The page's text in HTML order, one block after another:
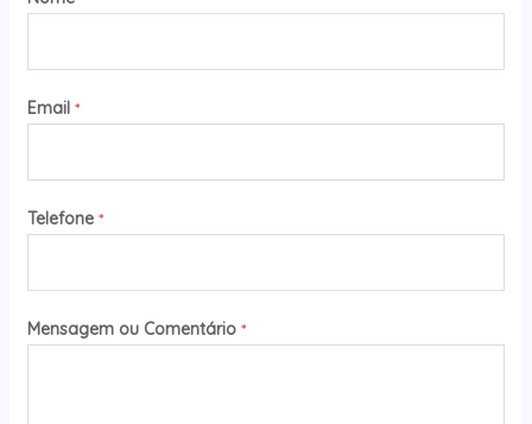
Email *
Telefone *
Mensagem ou Comentário *